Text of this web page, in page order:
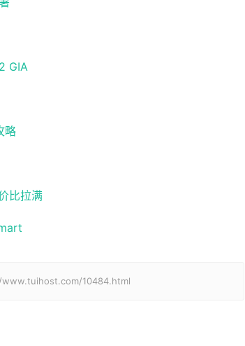
GIA
略
比拉满
www.tuihost.com/10484.html